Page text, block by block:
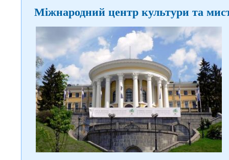
Міжнародний центр культури та
Слідкуйте за нами в
соцмережах